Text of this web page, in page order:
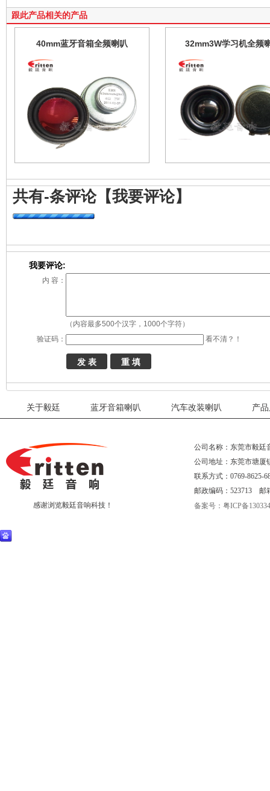
跟此产品相关的产品
40mm蓝牙音箱全频喇叭 32mm3W学习机全频
共有-条评论【我要评论】
我要评论:
内 容：
（内容最多500个汉字，1000个字符）
验证码：
看不清？！
关于毅廷 蓝牙音箱喇叭 汽车改装喇叭 产
感谢浏览毅廷音响科技！
公司名称：东莞市毅廷
公司地址：东莞市塘厦
联系方式：0769-8625-
邮政编码：523713 邮
备案号： 粤ICP备